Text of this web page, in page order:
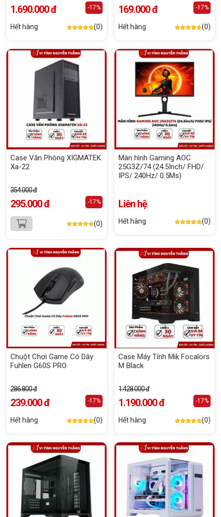
1.690.000 đ -17%
Hết hàng (0)
169.000 đ -17%
Hết hàng (0)
Case Văn Phòng XIGMATEK
Xa-22
354.000 đ
295.000 đ -17%
(0)
Màn hình Gaming AOC
25G3Z/74 (24.5Inch/ FHD/
IPS/ 240Hz/ 0.5Ms)
Liên hệ
Hết hàng (0)
Chuột Chơi Game Có Dây
Fuhlen G60S PRO
286.800 đ
239.000 đ -17%
Hết hàng (0)
Case Máy Tính Mik Focalors
M Black
1.428.000 đ
1.190.000 đ -17%
Hết hàng (0)